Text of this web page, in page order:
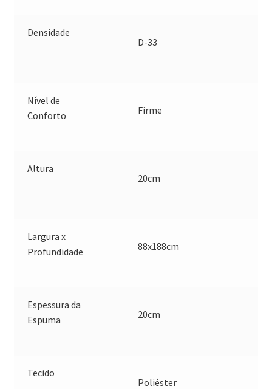
Densidade
D-33
Nível de
Conforto
Firme
Altura
20cm
Largura x
Profundidade
88x188cm
Espessura da
Espuma
20cm
Tecido
Poliéster